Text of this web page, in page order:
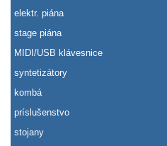
elektr. piána
stage piána
MIDI/USB klávesnice
syntetizátory
kombá
príslušenstvo
stojany